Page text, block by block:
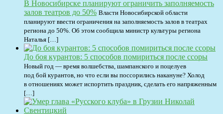
В Новосибирске планируют ограничить заполняемость
залов театров до 50% Власти Новосибирской области
планируют ввести ограничения на заполняемость залов в театрах
региона до 50%. Об этом сообщила министр культуры региона
Наталья […]
До боя курантов: 5 способов помириться после ссоры
Новый год — время волшебства, шампанского и поцелуев
под бой курантов, но что если вы поссорились накануне? Холод
в отношениях может испортить праздник, сделать его напряженным
[…]